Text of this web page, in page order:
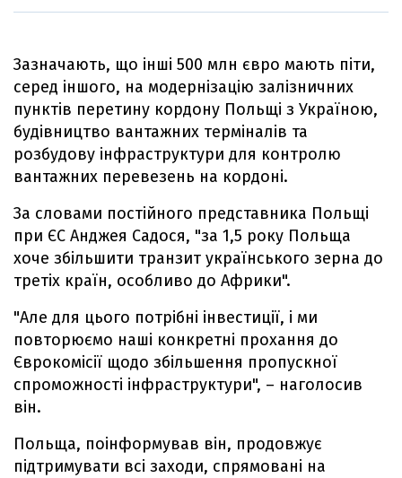
Зазначають, що інші 500 млн євро мають піти,
серед іншого, на модернізацію залізничних
пунктів перетину кордону Польщі з Україною,
будівництво вантажних терміналів та
розбудову інфраструктури для контролю
вантажних перевезень на кордоні.
За словами постійного представника Польщі
при ЄС Анджея Садося, "за 1,5 року Польща
хоче збільшити транзит українського зерна до
третіх країн, особливо до Африки".
"Але для цього потрібні інвестиції, і ми
повторюємо наші конкретні прохання до
Єврокомісії щодо збільшення пропускної
спроможності інфраструктури", – наголосив
він.
Польща, поінформував він, продовжує
підтримувати всі заходи, спрямовані на